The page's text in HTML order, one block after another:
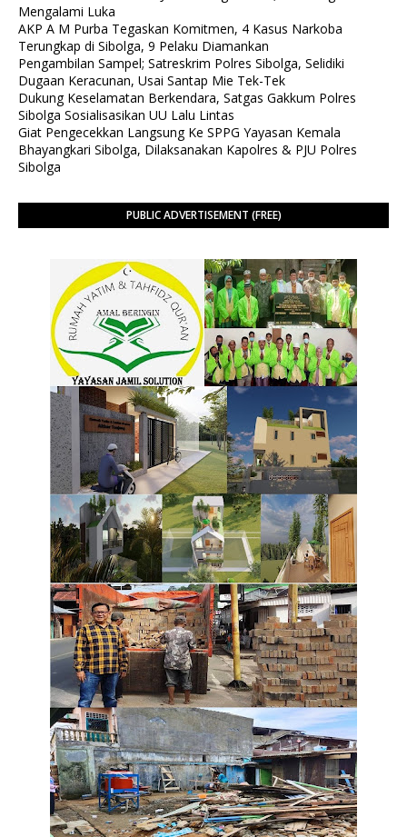
Mengalami Luka
AKP A M Purba Tegaskan Komitmen, 4 Kasus Narkoba
Terungkap di Sibolga, 9 Pelaku Diamankan
Pengambilan Sampel; Satreskrim Polres Sibolga, Selidiki
Dugaan Keracunan, Usai Santap Mie Tek-Tek
Dukung Keselamatan Berkendara, Satgas Gakkum Polres
Sibolga Sosialisasikan UU Lalu Lintas
Giat Pengecekkan Langsung Ke SPPG Yayasan Kemala
Bhayangkari Sibolga, Dilaksanakan Kapolres & PJU Polres
Sibolga
PUBLIC ADVERTISEMENT (FREE)